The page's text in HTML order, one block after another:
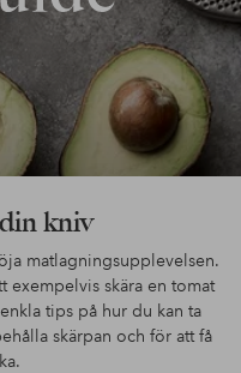
kniv
matlagningsupplevelsen.
exempelvis skära en tomat
tips på hur du kan ta
skärpan och för att få